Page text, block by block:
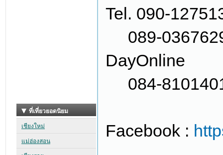
Tel. 090-
089-
DayOnline
084-
Facebook :